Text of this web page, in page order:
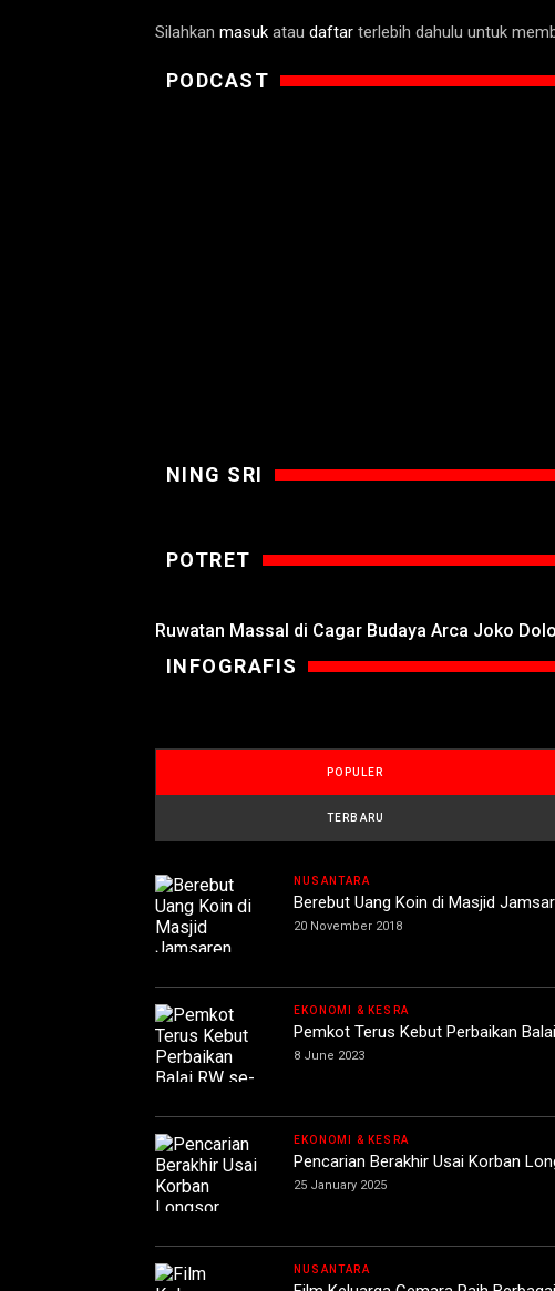
Silahkan masuk atau daftar terlebih dahulu untuk
PODCAST
NING SRI
POTRET
Ruwatan Massal di Cagar Budaya Arca Joko
INFOGRAFIS
POPULER
TERBARU
NUSANTARA
Berebut Uang Koin di Masjid
20 November 2018
EKONOMI & KESRA
Pemkot Terus Kebut Perbaikan
8 June 2023
EKONOMI & KESRA
Pencarian Berakhir Usai Korban
25 January 2025
NUSANTARA